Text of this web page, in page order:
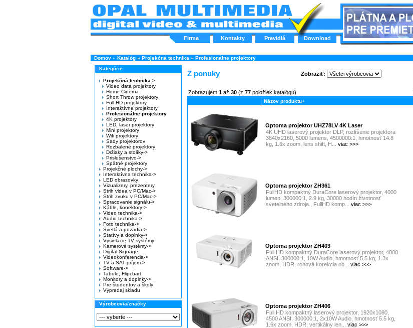
Firma Kontakty Pravidlá Download
Domov» Katalóg» Projekčná technika » Profesionálne projektory
Kategórie
Projekčná technika->
Video data projektory
Home Cinema
Short Throw projektory
Full HD projektory
Interaktívne projektory
Profesionálne projektory
4K projektory
LED, laser projektory
Mini projektory
Wifi projektory
Sady projektorov
Rozbalené projektory
Držiaky a stolíky->
Prislušenstvo->
Spätné projektory
Projekčné plochy->
Interaktívna technika->
LED obrazovky
Vizualizery, prezentery
Strih videa v PC/Mac->
Strih zvuku v PC/Mac->
Spracovanie signálu->
Káble, konektory->
Video technika->
Audio technika->
Foto technika->
Svetlá a pozadia->
Statívy a doplnky->
Vysielacie TV systémy
Kamerové systémy->
Digital Signage
Videokonferencia->
TV a SAT príjem->
Software->
Tabule, Flipchart
Monitory a doplnky->
Pre študentov a školy
Výpredaj skladu
Výrobcovia/značky
Z ponuky Zobraziť:
Zobrazujem 1až 30(z 77položiek katalógu)
Názov produktu+
Optoma projektor UHZ78LV 4K Laser
4K UHD laserový projektor DLP, rozlíšenie projektora
3840x2160, 5000 lumens, 4500000:1, hmotnosť 14.8
kg, 1.6x zoom, lens shift, H... viac >>>
Optoma projektor ZH361
FullHD kompaktný DuraCore laserový projektor, 4000
lumen, 300000:1, 2.9 kg, 30000 hodín životnosť
svetelného zdroja.. FullHD komp... viac >>>
Optoma projektor ZH403
Full HD kompaktný DuraCore laserový projektor, 4000
ANSI, 300000:1, 10W Audio, hmotnosť 5.5 kg, 1.3x
zoom, HDR, rohová korekcia ob... viac >>>
Optoma projektor ZH406
Full HD kompaktný laserový projektor, 1920x1080,
4500 ANSI, 300000:1, 2x10W Audio, hmotnosť 5.5 kg,
1.6x zoom, HDR, vertikálny len... viac >>>